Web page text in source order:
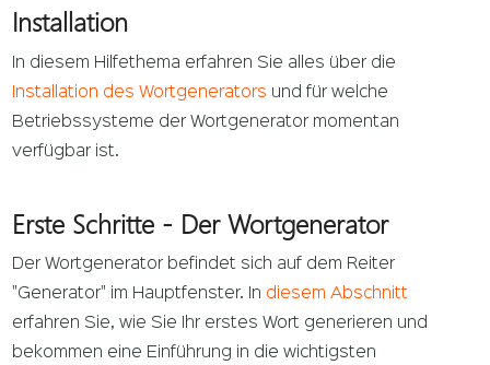
Installation
In diesem Hilfethema erfahren Sie alles über die
Installation des Wortgenerators und für welche
Betriebssysteme der Wortgenerator momentan
verfügbar ist.
Erste Schritte - Der Wortgenerator
Der Wortgenerator befindet sich auf dem Reiter
"Generator" im Hauptfenster. In diesem Abschnitt
erfahren Sie, wie Sie Ihr erstes Wort generieren und
bekommen eine Einführung in die wichtigsten